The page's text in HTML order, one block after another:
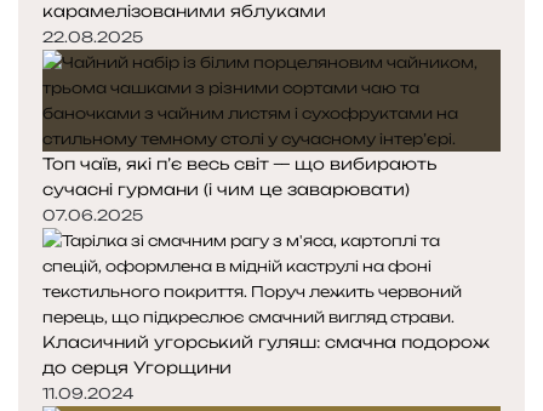
карамелізованими яблуками
22.08.2025
Топ чаїв, які п’є весь світ — що вибирають
сучасні гурмани (і чим це заварювати)
07.06.2025
Класичний угорський гуляш: смачна подорож
до серця Угорщини
11.09.2024